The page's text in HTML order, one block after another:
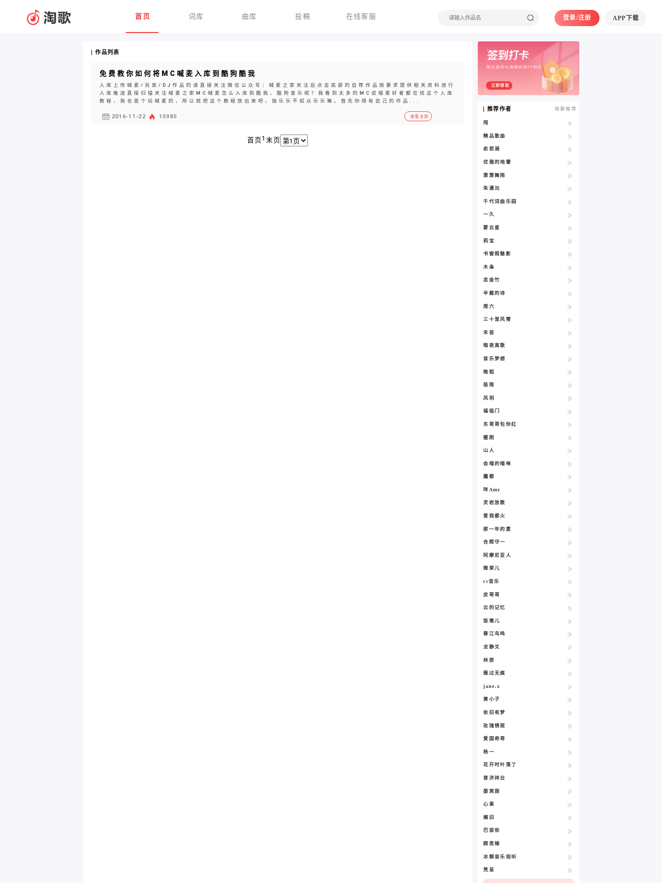
首页 词库 曲库 投稿 在线客服 登录/注册 APP下载
作品列表
免费教你如何将MC喊麦入库到酷狗酷我
入库上传喊麦/另类/DJ作品的请直接关注微信公众号：喊麦之家关注后点击底部的自荐作品按要求提供相关资料进行
入库推送直接扫描关注喊麦之家MC喊麦怎么入库到酷我、酷狗音乐呢？我看到太多的MC说唱爱好者都在找这个入库
教程，我也是个玩喊麦的，所以就把这个教程放出来吧，独乐乐不如众乐乐嘛。首先你得有自己的作品...
2016-11-22 15985 查看全部
首页 1末页
每日签到可直接获取20积分
立即领取
推荐作者 我要推荐
闯
精品歌曲
俞若涵
优雅的地雷
萧箫舞雨
朱潇沅
千代词曲乐园
一久
蒙云星
莉宝
书窗照魅影
木枭
念金竹
半截的诗
周六
三十里风雪
禾苗
暗夜高歌
音乐梦想
晚稻
极限
风玥
福临门
东哥哥包你红
璧刚
山人
会喵的喵咪
魔都
咩Amy
灵岩放歌
爱我都火
那一年的夏
合辉守一
阿摩尼亚人
微茉儿
cc音乐
皮哥哥
云的记忆
饭墩儿
春江鸟鸣
龙静爻
林原
雁过无痕
jane.x
黄小子
依旧有梦
玫瑰锈斑
爱国奇哥
杨一
花开时叶落了
普济祥云
晏冥荫
心果
搁旧
巴拔依
顾思楠
冰颗音乐视听
荒呈